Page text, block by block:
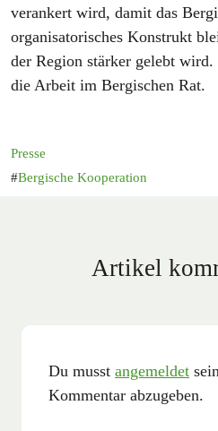
verankert wird, damit das
organisatorisches Konstrukt
der Region stärker gelebt
die Arbeit im Bergischen Rat.
Presse
Bergische Kooperation
Artikel
Du musst angemeldet
Kommentar abzugeben.